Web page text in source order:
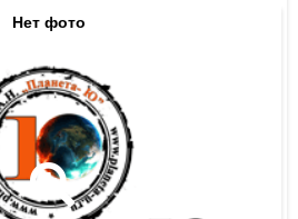
Нет фото